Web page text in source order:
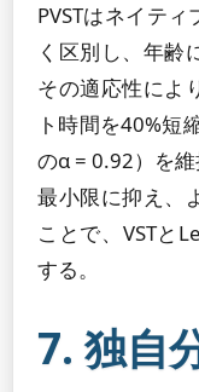
PVSTはネイテ
く区別し、年齢
その適応性によ
ト時間を40%短
のα = 0.92）を
最小限に抑え、
ことで、VSTと
する。
7. 独自